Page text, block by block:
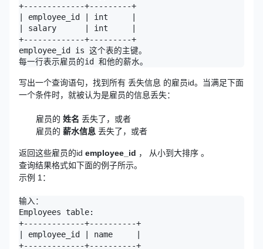
+-------------+---------+
| employee_id | int     |
| salary      | int     |
+-------------+---------+
employee_id is 这个表的主键。
写出一个查询语句，找到所有 丢失信息 的雇员id。当满足下面
一个条件时，就被认为是雇员的信息丢失：
雇员的 姓名 丢失了，或者
雇员的 薪水信息 丢失了，或者
返回这些雇员的id employee_id ， 从小到大排序 。
查询结果格式如下面的例子所示。
示例 1：
输入：
Employees table:
+-------------+----------+
| employee_id | name     |
+-------------+----------+